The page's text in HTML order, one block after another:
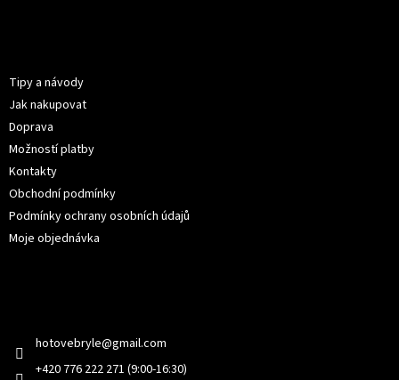
Tipy a návody
Jak nakupovat
Doprava
Možností platby
Kontakty
Obchodní podmínky
Podmínky ochrany osobních údajů
Moje objednávka
hotovebryle@gmail.com
+420 776 222 271 (9:00-16:30)